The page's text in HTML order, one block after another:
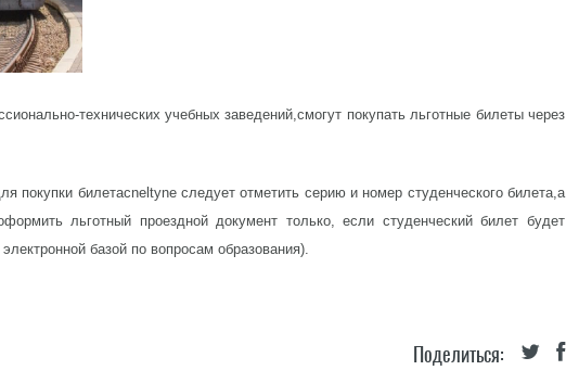
технических учебных заведений,смогут покупать льготные билеты через
покупки билетаcneltyne следует отметить серию и номер студенческого билета,а
льготный проездной документ только, если студенческий билет будет
базой по вопросам образования).
Поделиться: